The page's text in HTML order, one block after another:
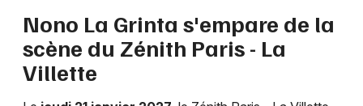
Nono La Grinta s'empare de la
scène du Zénith Paris - La
Villette